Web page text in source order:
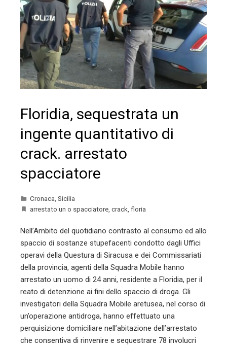
Floridia, sequestrata un
ingente quantitativo di
crack. arrestato
spacciatore
Cronaca, Sicilia
arrestato un o spacciatore, crack, floria
Nell’Ambito del quotidiano contrasto al consumo ed allo
spaccio di sostanze stupefacenti condotto dagli Uffici
operavi della Questura di Siracusa e dei Commissariati
della provincia, agenti della Squadra Mobile hanno
arrestato un uomo di 24 anni, residente a Floridia, per il
reato di detenzione ai fini dello spaccio di droga. Gli
investigatori della Squadra Mobile aretusea, nel corso di
un’operazione antidroga, hanno effettuato una
perquisizione domiciliare nell’abitazione dell’arrestato
che consentiva di rinvenire e sequestrare 78 involucri